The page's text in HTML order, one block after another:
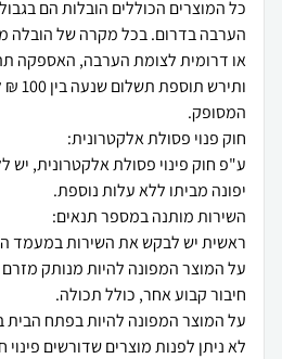
כל המוצרים הכוללים הובלות הם
הערבה בדרום. בכל מקרה של הובלה
ע"פ חוק פינוי פסולת אלקטרונית, יש
על המוצר המפונה להיות מנותק
לא ניתן לפנות מוצרים שדורשים פינוי